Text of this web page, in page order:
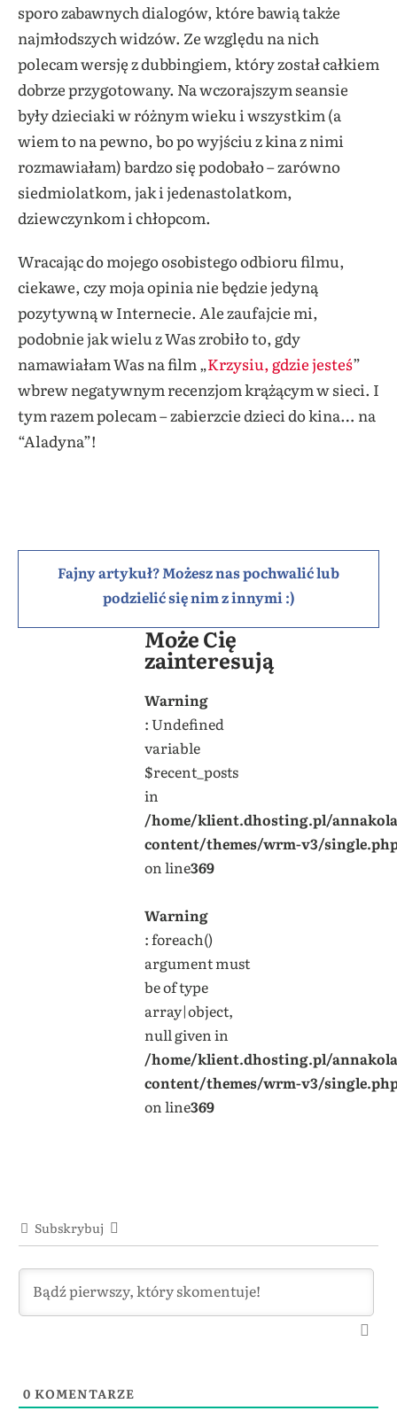
sporo zabawnych dialogów, które bawią także
najmłodszych widzów. Ze względu na nich
polecam wersję z dubbingiem, który został całkiem
dobrze przygotowany. Na wczorajszym seansie
były dzieciaki w różnym wieku i wszystkim (a
wiem to na pewno, bo po wyjściu z kina z nimi
rozmawiałam) bardzo się podobało – zarówno
siedmiolatkom, jak i jedenastolatkom,
dziewczynkom i chłopcom.
Wracając do mojego osobistego odbioru filmu,
ciekawe, czy moja opinia nie będzie jedyną
pozytywną w Internecie. Ale zaufajcie mi,
podobnie jak wielu z Was zrobiło to, gdy
namawiałam Was na film „Krzysiu, gdzie jesteś”
wbrew negatywnym recenzjom krążącym w sieci. I
tym razem polecam – zabierzcie dzieci do kina… na
“Aladyna”!
Fajny artykuł? Możesz nas pochwalić lub
podzielić się nim z innymi :)
Może Cię
zainteresują
Warning
: Undefined
variable
$recent_posts
in
/home/klient.dhosting.pl/
content/themes/wrm-v3/
on line369
Warning
: foreach()
argument must
be of type
array|object,
null given in
/home/klient.dhosting.pl/
content/themes/wrm-v3/
on line369
Subskrybuj
0 KOMENTARZE